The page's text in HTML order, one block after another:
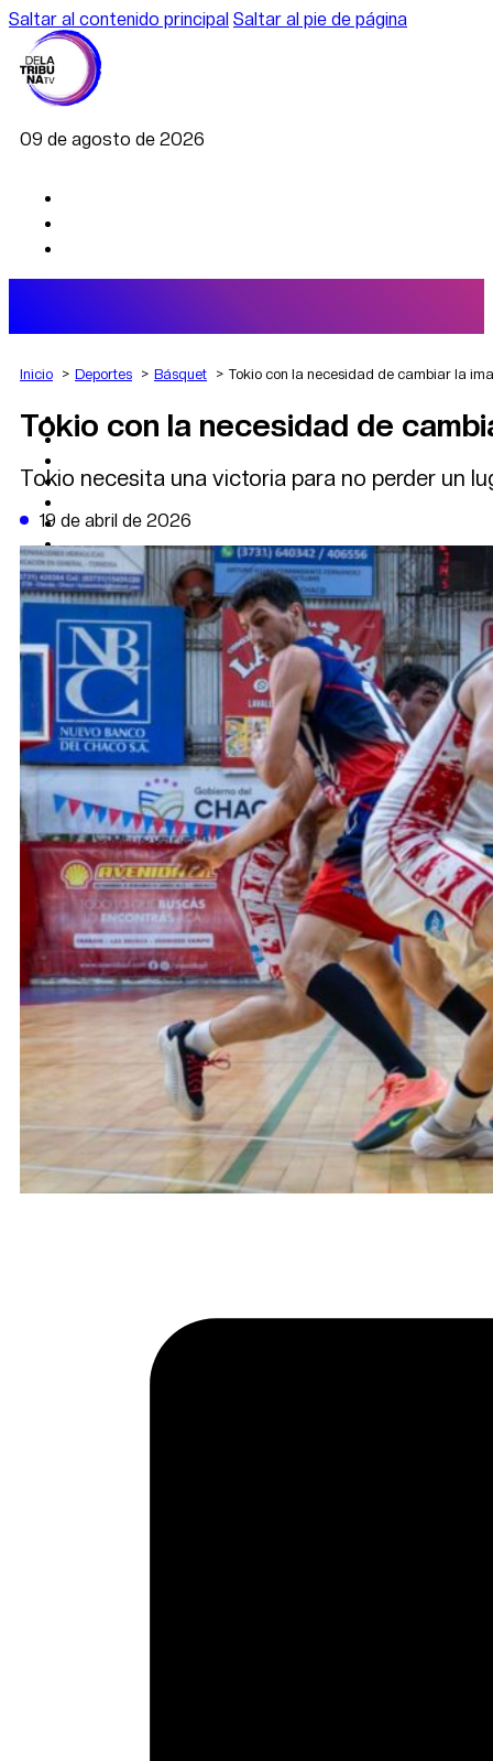
Saltar al contenido principal Saltar al pie de página
09 de agosto de 2026
AGRO
DEPORTES
POLÍTICA
DATA FIRME
DE LA TRIBUNA TV
Inicio Deportes Básquet Tokio con la necesidad de cambiar la
Tokio con la necesidad de
Tokio necesita una victoria para no perder un
19 de abril de 2026